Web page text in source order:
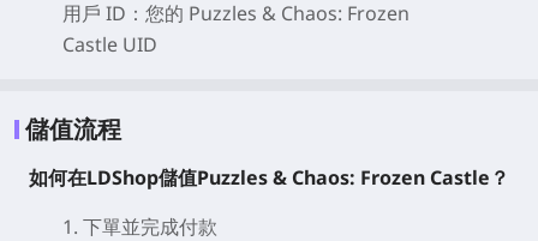
用戶 ID：您的 Puzzles & Chaos: Frozen
Castle UID
儲值流程
如何在LDShop儲值Puzzles & Chaos: Frozen Castle？
1. 下單並完成付款